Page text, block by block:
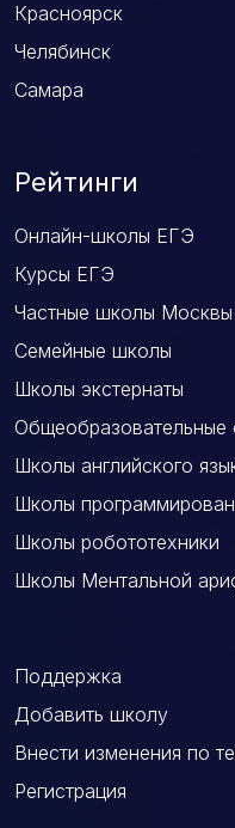
Красноярск
Челябинск
Самара
Рейтинги
Онлайн-школы ЕГЭ
Курсы ЕГЭ
Частные школы Москвы
Семейные школы
Школы экстернаты
Школы английского
Школы
Школы робототехники
Школы Ментальной
Поддержка
Добавить школу
Внести изменения по
Регистрация